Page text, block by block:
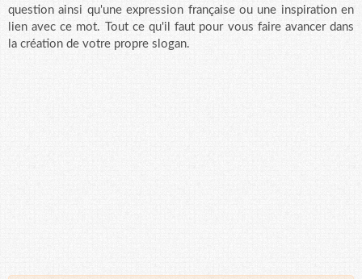
question ainsi qu'une expression française ou une inspiration en
lien avec ce mot. Tout ce qu'il faut pour vous faire avancer dans
la création de votre propre slogan.